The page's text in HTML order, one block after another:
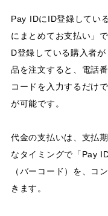
Pay IDにID登録してい
にまとめてお支払い」
D登録している購入者
品を注文すると、電話
コードを入力するだけ
が可能です。
代金の支払いは、支払
なタイミングで「Pay
（バーコード）を、コ
きます。